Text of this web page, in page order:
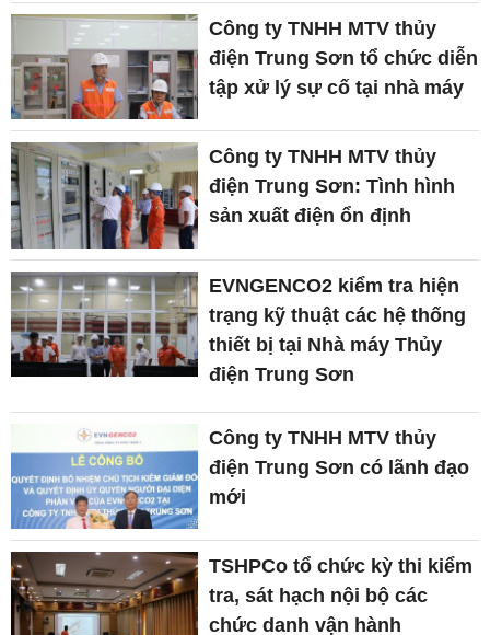
Công ty TNHH MTV thủy
điện Trung Sơn tổ chức diễn
tập xử lý sự cố tại nhà máy
Công ty TNHH MTV thủy
điện Trung Sơn: Tình hình
sản xuất điện ổn định
EVNGENCO2 kiểm tra hiện
trạng kỹ thuật các hệ thống
thiết bị tại Nhà máy Thủy
điện Trung Sơn
Công ty TNHH MTV thủy
điện Trung Sơn có lãnh đạo
mới
TSHPCo tổ chức kỳ thi kiểm
tra, sát hạch nội bộ các
chức danh vận hành